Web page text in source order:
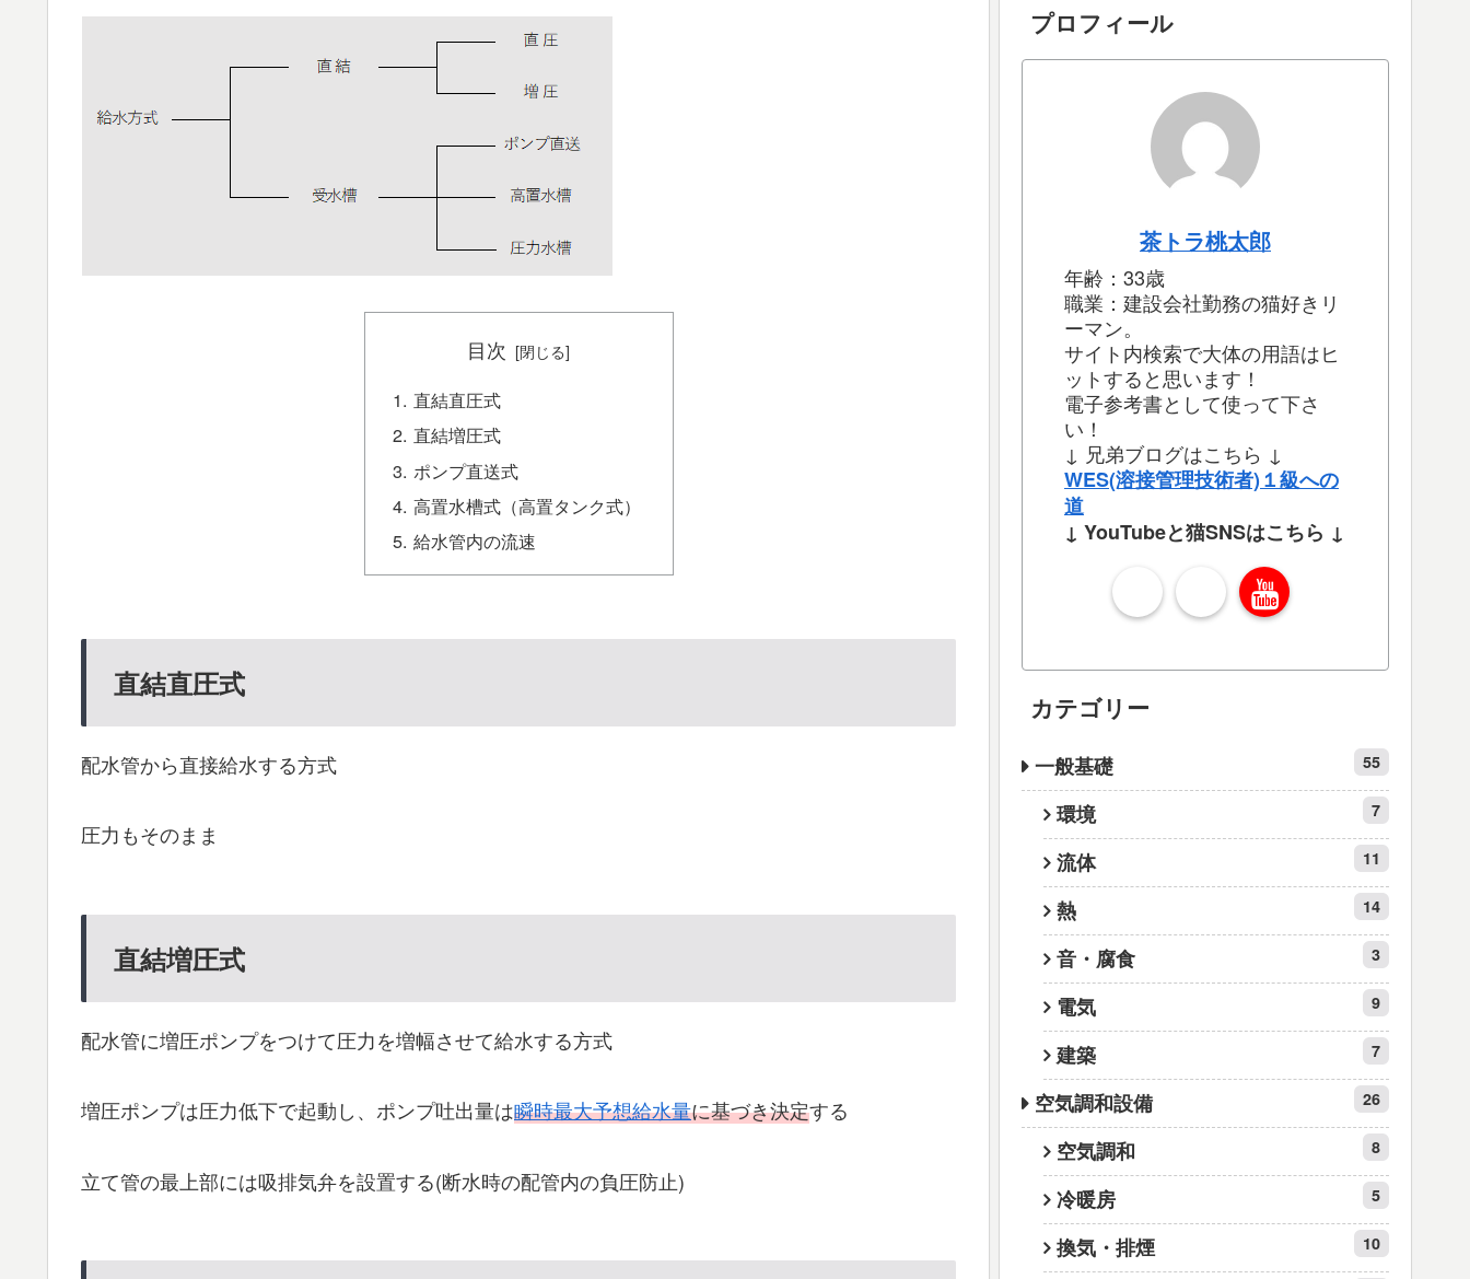
目次
直結直圧式
直結増圧式
ポンプ直送式
高置水槽式（高置タンク式）
給水管内の流速
直結直圧式
配水管から直接給水する方式
圧力もそのまま
直結増圧式
配水管に増圧ポンプをつけて圧力を増幅させて給水する方式
増圧ポンプは圧力低下で起動し、ポンプ吐出量は瞬時最大予想給水量に基づき決定する
立て管の最上部には吸排気弁を設置する(断水時の配管内の負圧防止)
プロフィール
茶トラ桃太郎
年齢：33歳
職業：建設会社勤務の猫好きリ
ーマン。
サイト内検索で大体の用語はヒ
ットすると思います！
電子参考書として使って下さ
い！
↓ 兄弟ブログはこちら ↓
WES(溶接管理技術者)１級への
道
↓ YouTubeと猫SNSはこちら ↓
カテゴリー
一般基礎 55
環境 7
流体 11
熱 14
音・腐食 3
電気 9
建築 7
空気調和設備 26
空気調和 8
冷暖房 5
換気・排煙 10